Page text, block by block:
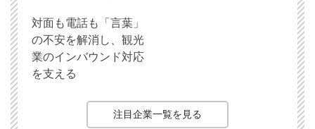
対面も電話も「言葉」
の不安を解消し、観光
業のインバウンド対応
を支える
注目企業一覧を見る